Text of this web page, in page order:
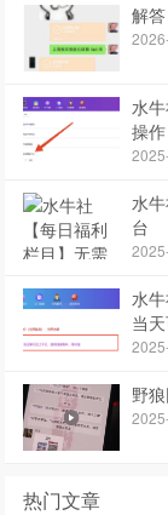
解
水
操作
水
台
水
当
野
热门文章